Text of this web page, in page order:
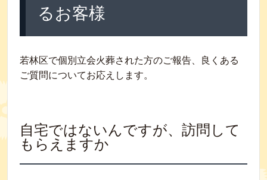
るお客様
若林区で個別立会火葬された方のご報告、良くある
ご質問についてお応えします。
自宅ではないんですが、訪問して
もらえますか